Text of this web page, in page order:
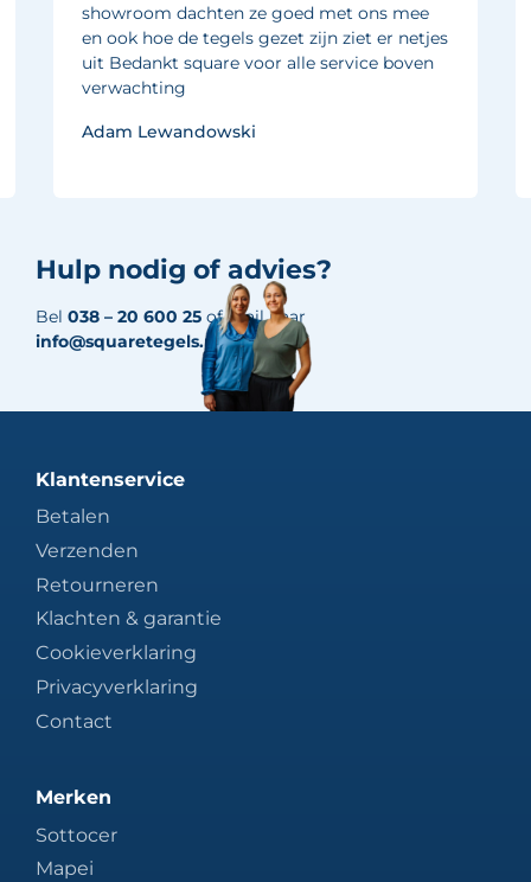
showroom dachten ze goed met ons mee
en ook hoe de tegels gezet zijn ziet er netjes
uit Bedankt square voor alle service boven
verwachting
Adam Lewandowski
Hulp nodig of advies?
Bel 038 – 20 600 25 of mail naar
info@squaretegels.nl
Klantenservice
Betalen
Verzenden
Retourneren
Klachten & garantie
Cookieverklaring
Privacyverklaring
Contact
Merken
Sottocer
Mapei